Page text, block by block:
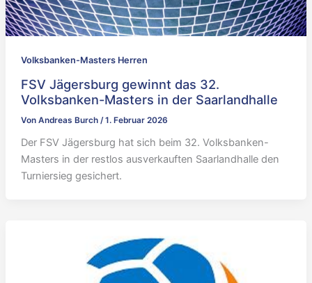
Volksbanken-Masters Herren
FSV Jägersburg gewinnt das 32.
Volksbanken-Masters in der Saarlandhalle
Von Andreas Burch /1. Februar 2026
Der FSV Jägersburg hat sich beim 32. Volksbanken-
Masters in der restlos ausverkauften Saarlandhalle den
Turniersieg gesichert.